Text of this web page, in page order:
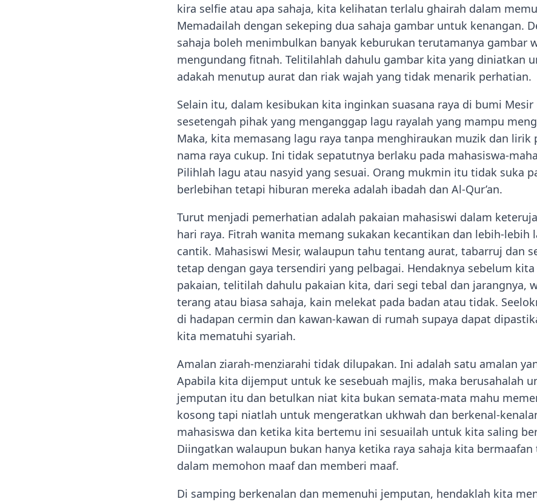
kira selfie atau apa sahaja, kita kelihatan terlalu ghairah dalam
Memadailah dengan sekeping dua sahaja gambar untuk kenangan.
sahaja boleh menimbulkan banyak keburukan terutamanya gambar
mengundang fitnah. Telitilahlah dahulu gambar kita yang diniatkan
adakah menutup aurat dan riak wajah yang tidak menarik perhatian.
Selain itu, dalam kesibukan kita inginkan suasana raya di bumi
sesetengah pihak yang menganggap lagu rayalah yang mampu
Maka, kita memasang lagu raya tanpa menghiraukan muzik dan lirik
nama raya cukup. Ini tidak sepatutnya berlaku pada mahasiswa-
Pilihlah lagu atau nasyid yang sesuai. Orang mukmin itu tidak suka
berlebihan tetapi hiburan mereka adalah ibadah dan Al-Qur’an.
Turut menjadi pemerhatian adalah pakaian mahasiswi dalam
hari raya. Fitrah wanita memang sukakan kecantikan dan lebih-lebih
cantik. Mahasiswi Mesir, walaupun tahu tentang aurat, tabarruj dan
tetap dengan gaya tersendiri yang pelbagai. Hendaknya sebelum
pakaian, telitilah dahulu pakaian kita, dari segi tebal dan jarangnya,
terang atau biasa sahaja, kain melekat pada badan atau tidak.
di hadapan cermin dan kawan-kawan di rumah supaya dapat
kita mematuhi syariah.
Amalan ziarah-menziarahi tidak dilupakan. Ini adalah satu amalan
Apabila kita dijemput untuk ke sesebuah majlis, maka berusahalah
jemputan itu dan betulkan niat kita bukan semata-mata mahu
kosong tapi niatlah untuk mengeratkan ukhwah dan berkenal-
mahasiswa dan ketika kita bertemu ini sesuailah untuk kita saling
Diingatkan walaupun bukan hanya ketika raya sahaja kita
dalam memohon maaf dan memberi maaf.
Di samping berkenalan dan memenuhi jemputan, hendaklah kita